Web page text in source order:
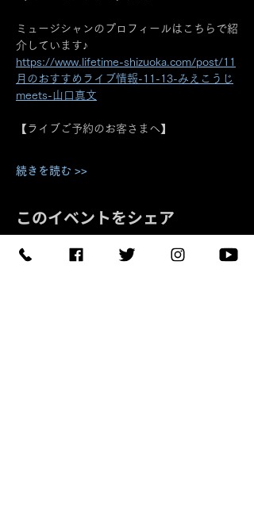
ミュージシャンのプロフィールはこちらで紹
介しています♪
https://www.lifetime-shizuoka.com/post/11
月のおすすめライブ情報-11-13-みえこうじ
meets-山口真文
【ライブご予約のお客さまへ】
続きを読む >>
このイベントをシェア